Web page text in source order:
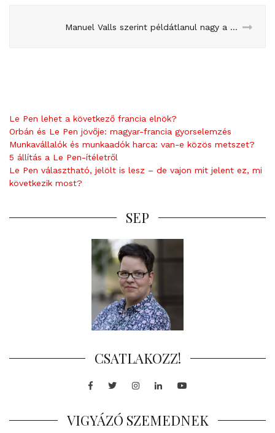
Manuel Valls szerint példátlanul nagy a terrorveszély
Le Pen lehet a következő francia elnök?
Orbán és Le Pen jövője: magyar-francia gyorselemzés
Munkavállalók és munkaadók harca: van-e közös metszet?
5 állítás a Le Pen-ítéletről
Le Pen választható, jelölt is lesz – de vajon mit jelent ez, mi
következik most?
SEP
CSATLAKOZZ!
Facebook
TwitterInstagram
LinkedInYoutube
VIGYÁZÓ SZEMEDNEK